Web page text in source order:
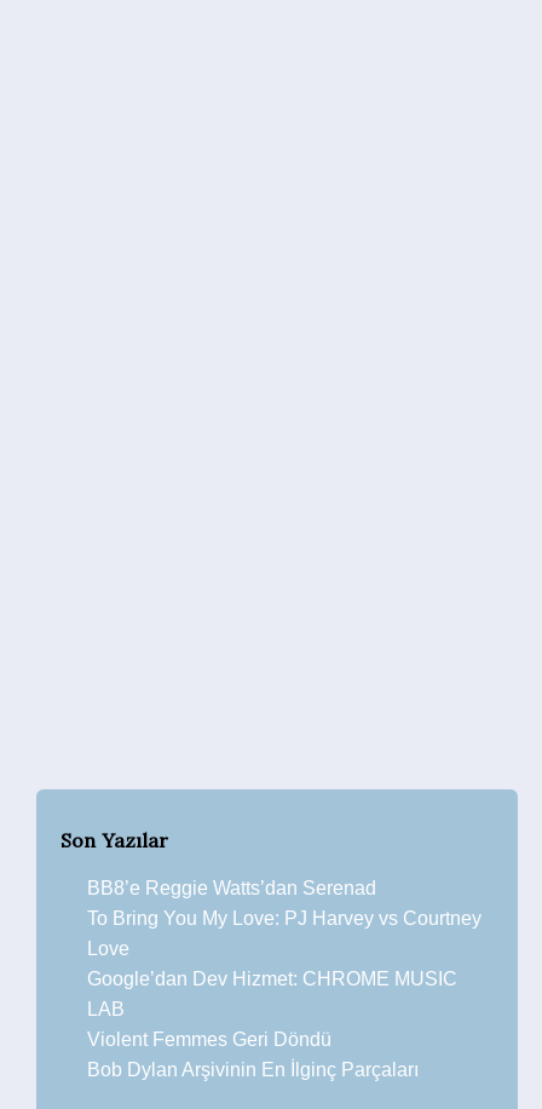
Son Yazılar
BB8’e Reggie Watts’dan Serenad
To Bring You My Love: PJ Harvey vs Courtney
Love
Google’dan Dev Hizmet: CHROME MUSIC
LAB
Violent Femmes Geri Döndü
Bob Dylan Arşivinin En İlginç Parçaları